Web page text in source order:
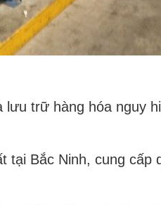
lưu trữ hàng hóa nguy
Bắc Ninh, cung cấp